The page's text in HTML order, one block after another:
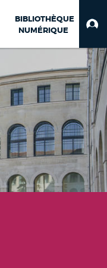
BIBLIOTHÈQUE
NUMÉRIQUE